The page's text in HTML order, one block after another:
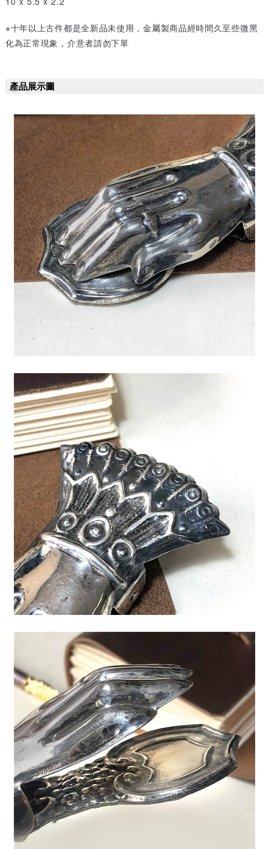
※十年以上古件都是全新品未使用，金屬製商品經時間久至些微黑
化為正常現象，介意者請勿下單
產品展示圖